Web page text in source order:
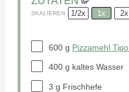
SKALIEREN 1/2x 1x 2x
600 g Pizzamehl
400 g kaltes Wasser
3 g Frischhefe